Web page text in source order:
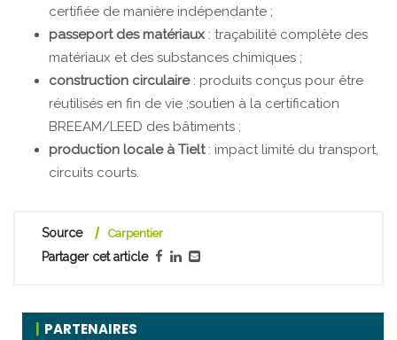
certifiée de manière indépendante ;
passeport des matériaux : traçabilité complète des
matériaux et des substances chimiques ;
construction circulaire : produits conçus pour être
réutilisés en fin de vie ;soutien à la certification
BREEAM/LEED des bâtiments ;
production locale à Tielt : impact limité du transport,
circuits courts.
Source Carpentier
Partager cet article
PARTENAIRES